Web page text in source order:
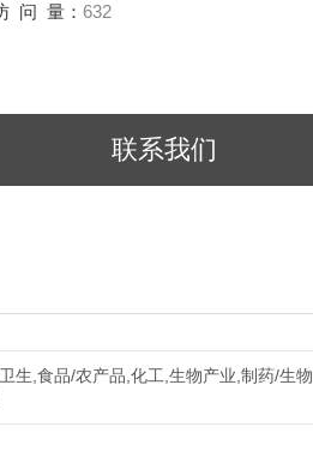
问 量：632
联系我们
生,食品/农产品,化工,生物产业,制药/生物